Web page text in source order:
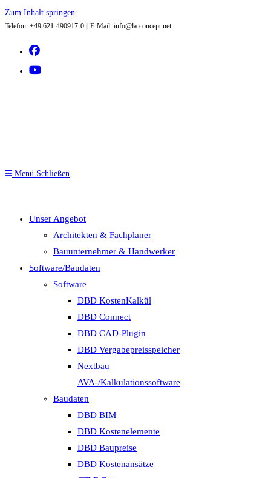
Zum Inhalt springen
Telefon: +49 621-490917-0 || E-Mail: info@la-concept.net
Menü Schließen
Unser Angebot
Architekten & Fachplaner
Bauunternehmer & Handwerker
Software/Baudaten
Software
DBD KostenKalkül
DBD Connect
DBD CAD-Plugin
DBD Vergabepreisspeicher
Nextbau
AVA-/Kalkulationssoftware
Baudaten
DBD BIM
DBD Kostenelemente
DBD Baupreise
DBD Kostenansätze